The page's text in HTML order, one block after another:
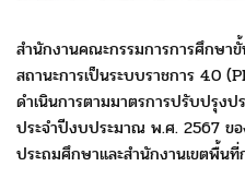
สำนักงานคณะกรรมการการศึกษา
สถานะการเป็นระบบราชการ 4.0
ดำเนินการตามมาตรการปรับปรุง
ประจำปีงบประมาณ พ.ศ. 2567 ข
ประถมศึกษาและสำนักงานเขตพื้น